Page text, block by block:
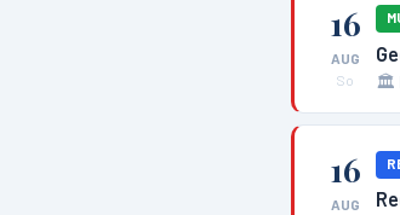
16
AUG
So
🏛️
16
AUG